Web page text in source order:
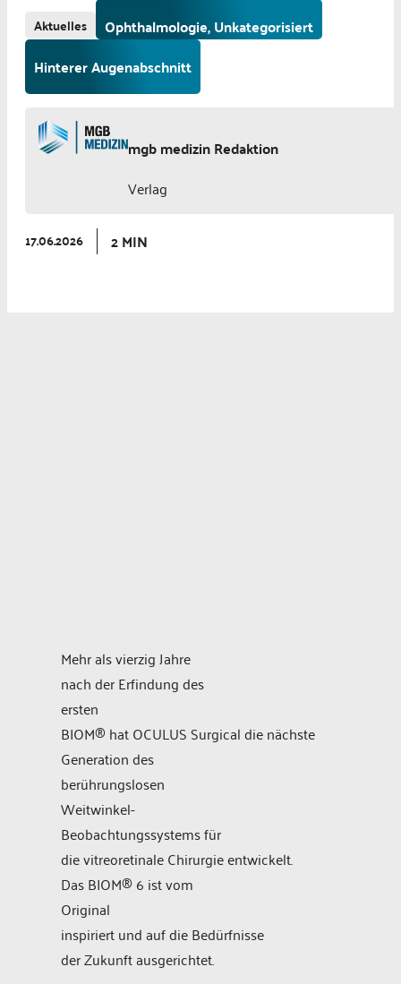
Aktuelles
Ophthalmologie, Unkategorisiert
Hinterer Augenabschnitt
mgb medizin Redaktion
Verlag
17.06.2026 2 MIN
Mehr als vierzig Jahre
nach der Erfindung des
ersten
BIOM® hat OCULUS Surgical die nächste
Generation des
berührungslosen
Weitwinkel-
Beobachtungssystems für
die vitreoretinale Chirurgie entwickelt.
Das BIOM® 6 ist vom
Original
inspiriert und auf die Bedürfnisse
der Zukunft ausgerichtet.